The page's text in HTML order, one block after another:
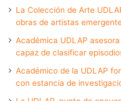
La Colección de Arte
obras de artistas
Académica UDLAP
capaz de clasificar
Académico de la UDLAP
con estancia de